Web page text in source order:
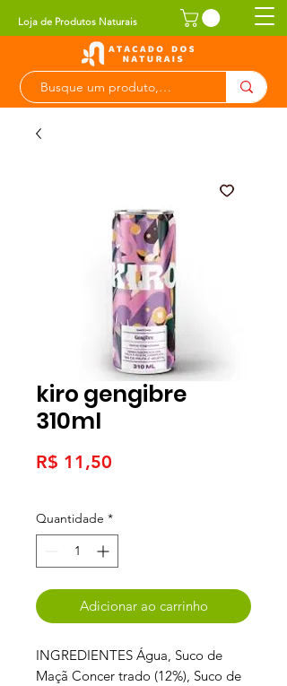
Loja de Produtos Naturais
kiro gengibre
310ml
R$ 11,50
Quantidade *
Adicionar ao carrinho
INGREDIENTES Água, Suco de
Maçã Concer trado (12%), Suco de